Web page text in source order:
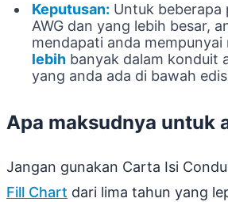
Keputusan: Untuk beberapa
AWG dan yang lebih besar,
mendapati anda mempunyai
lebih banyak dalam konduit
yang anda ada di bawah
Apa maksudnya untuk
Jangan gunakan Carta Isi
Fill Chart dari lima tahun yang